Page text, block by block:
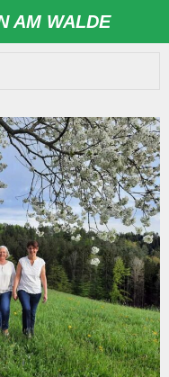
AM WALDE